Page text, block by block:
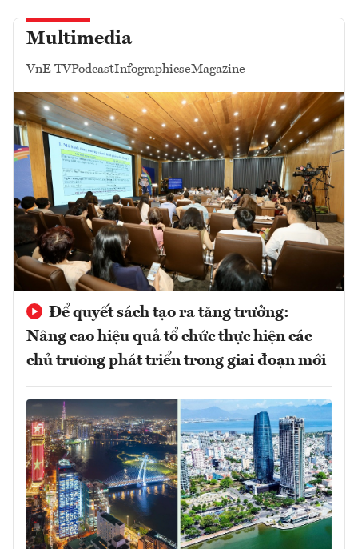
Multimedia
VnE TVPodcastInfographicseMagazine
Để quyết sách tạo ra tăng trưởng:
Nâng cao hiệu quả tổ chức thực hiện các
chủ trương phát triển trong giai đoạn mới